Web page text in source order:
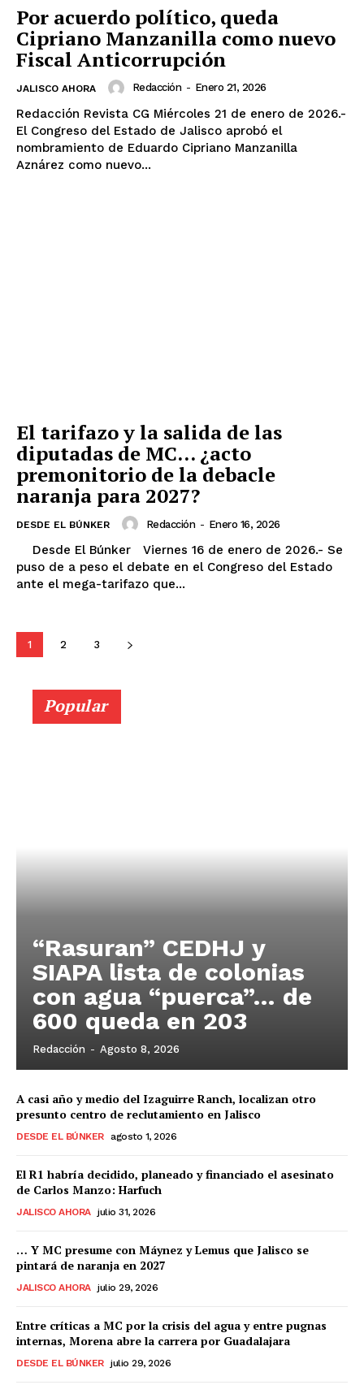
Por acuerdo político, queda
Cipriano Manzanilla como nuevo
Fiscal Anticorrupción
JALISCO AHORA Redacción - Enero 21, 2026
Redacción Revista CG Miércoles 21 de enero de 2026.-
El Congreso del Estado de Jalisco aprobó el
nombramiento de Eduardo Cipriano Manzanilla
Aznárez como nuevo...
El tarifazo y la salida de las
diputadas de MC… ¿acto
premonitorio de la debacle
naranja para 2027?
DESDE EL BÚNKER Redacción - Enero 16, 2026
puso de a peso el debate en el Congreso del Estado
ante el mega-tarifazo que...
1 2 3
Popular
“Rasuran” CEDHJ y
SIAPA lista de colonias
con agua “puerca”… de
600 queda en 203
Redacción - Agosto 8, 2026
A casi año y medio del Izaguirre Ranch, localizan otro
presunto centro de reclutamiento en Jalisco
DESDE EL BÚNKER agosto 1, 2026
El R1 habría decidido, planeado y financiado el asesinato
de Carlos Manzo: Harfuch
JALISCO AHORA julio 31, 2026
… Y MC presume con Máynez y Lemus que Jalisco se
pintará de naranja en 2027
JALISCO AHORA julio 29, 2026
Entre críticas a MC por la crisis del agua y entre pugnas
internas, Morena abre la carrera por Guadalajara
DESDE EL BÚNKER julio 29, 2026